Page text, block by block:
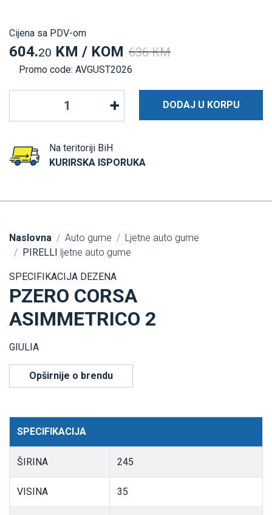
Cijena sa PDV-om
604.20 KM / KOM 636 KM
Promo code: AVGUST2026
DODAJ U KORPU
Na teritoriji BiH
KURIRSKA ISPORUKA
Naslovna Auto gume
Ljetne auto gume
PIRELLI
ljetne auto gume
SPECIFIKACIJA DEZENA
PZERO CORSA
ASIMMETRICO 2
GIULIA
Opširnije o brendu
SPECIFIKACIJA
ŠIRINA 245
VISINA 35